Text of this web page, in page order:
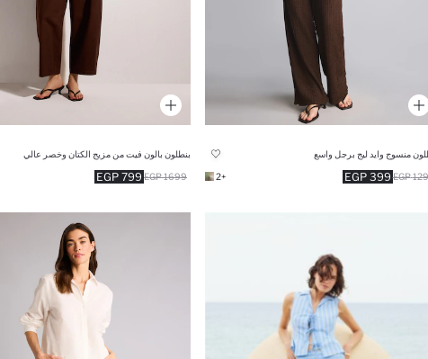
منسوج وايد ليج برجل واسع
399 EGP 1299
+2
بنطلون بالون فيت من مزيج الكتان وخصر عالي
799 EGP 1699 EGP